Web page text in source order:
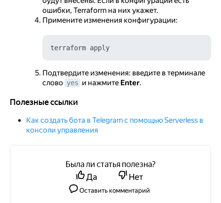
ошибки, Terraform на них укажет.
Примените изменения конфигурации:
Подтвердите изменения: введите в терминале
слово yes и нажмите Enter.
Полезные ссылки
Полезные ссылки
Как создать бота в Telegram с помощью Serverless в
консоли управления
Была ли статья полезна?
Да
Нет
Оставить комментарий